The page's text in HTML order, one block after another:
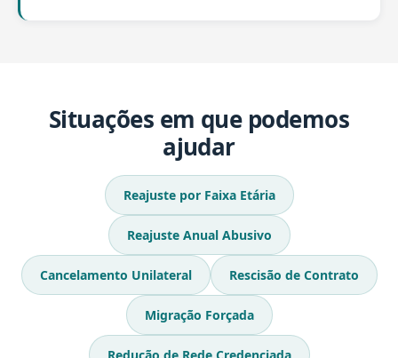
Situações em que podemos
ajudar
Reajuste por Faixa Etária
Reajuste Anual Abusivo
Cancelamento Unilateral Rescisão de Contrato
Migração Forçada